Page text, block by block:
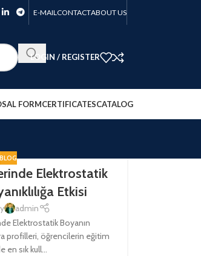
E-MAIL CONTACTABOUT US
LOGIN / REGISTER
FORMCERTIFICATESCATALOG
Elektrostatik
Etkisi
admin
Elektrostatik Boyanın
profilleri, öğrencilerin eğitim
en sık kull...